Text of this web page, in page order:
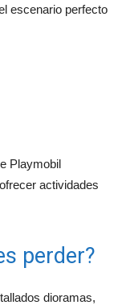
escenario perfecto
Playmobil
actividades
perder?
dioramas,